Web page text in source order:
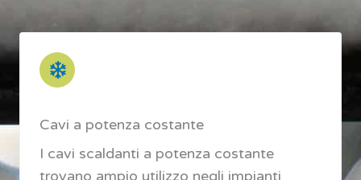
Cavi a potenza costante
I cavi scaldanti a potenza costante
trovano ampio utilizzo negli impianti